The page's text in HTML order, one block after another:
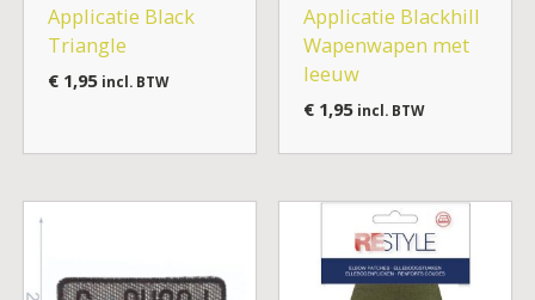
Applicatie Black
Triangle
€1,95 incl. BTW
Applicatie Blackhill
Wapenwapen met
leeuw
€1,95 incl. BTW